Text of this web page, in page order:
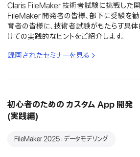
Claris FileMaker 技術者試験に挑戦した開
FileMaker 開発者の皆様、部下に受験を勧
育者の皆様に、技術者試験がもたらす具体
けての実践的なヒントをご紹介します。
録画されたセミナーを見る
初心者のための カスタム App 開発
(実践編)
FileMaker 2025：データモデリング